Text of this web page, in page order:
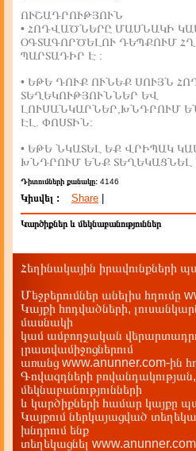
ՈՒՇԱԴՐՈՒԹՅՈՒՆ
• ՀՈԴՎԱԾՆԵՐԸ ՄԱՍՆԱԿԻ
ՕԳՏԱԳՈՐԾԵԼՈՒ ԴԵՊՔՈՒՄ
ՊԱՐՏԱԴԻՐ Է :
• ԵԹԵ ԴՈՒՔ ՈՒՆԵՔ ՍՈՒՅՆ
ՏԵՂԵԿՈՒԹՅՈՒՆՆԵՐ ԵՎ
ԼՈՒՍԱՆԿԱՐՆԵՐ,ԽՆԴՐՈՒՄ
ԷԼ. ՓՈՍՏԻՆ:
• ԵԹԵ ՆԿԱՏԵԼ ԵՔ ՎՐԻՊԱԿ
ԽՆԴՐՈՒՄ ԵՆՔ ՏԵՂԵԿԱՑՆԵԼ
Դիտումների քանակը: 4146
Կիսվել : Share
Կարծիքներ և մեկնաբանություններ
Հեղինակային իրավունքների
Մեջբերումներ անելիս
Կայքի հոդվածների,
մասնակի
կամ ամբողջական
լրատվամիջոցներում
առանց www.anunner.com-ին
Գովազդների
մեկնաբանությունների
և կարծիքների համար կայքը
Կայքում ներկայացված
խնդրում ենք
տեղեկացնել